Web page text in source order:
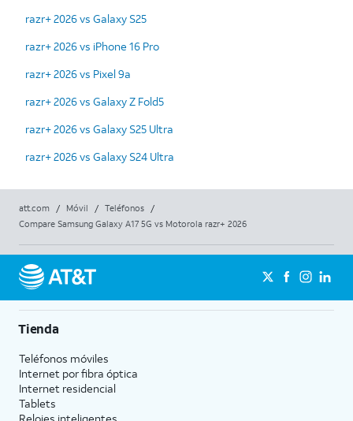
razr+ 2026 vs Galaxy S25
razr+ 2026 vs iPhone 16 Pro
razr+ 2026 vs Pixel 9a
razr+ 2026 vs Galaxy Z Fold5
razr+ 2026 vs Galaxy S25 Ultra
razr+ 2026 vs Galaxy S24 Ultra
att.com / Móvil / Teléfonos
/
Compare Samsung Galaxy A17 5G vs Motorola razr+ 2026
Tienda
Teléfonos móviles
Internet por fibra óptica
Internet residencial
Tablets
Relojes inteligentes